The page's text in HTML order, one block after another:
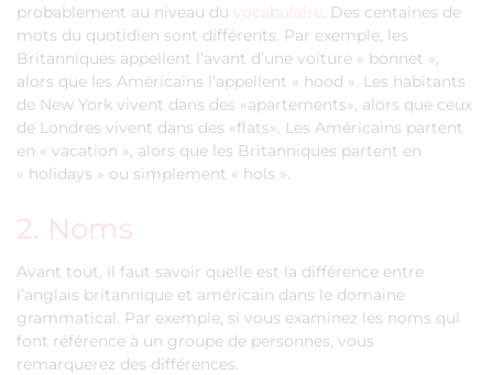
probablement au niveau du vocabulaire. Des centaines de
mots du quotidien sont différents. Par exemple, les
Britanniques appellent l’avant d’une voiture « bonnet »,
alors que les Américains l’appellent « hood ». Les habitants
de New York vivent dans des «apartements», alors que ceux
de Londres vivent dans des «flats». Les Américains partent
en « vacation », alors que les Britanniques partent en
« holidays » ou simplement « hols ».
2. Noms
Avant tout, il faut savoir quelle est la différence entre
l’anglais britannique et américain dans le domaine
grammatical. Par exemple, si vous examinez les noms qui
font référence à un groupe de personnes, vous
remarquerez des différences.